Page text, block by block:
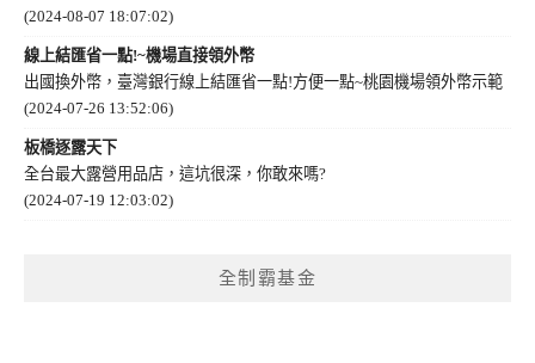
(2024-08-07 18:07:02)
線上結匯省一點!~機場直接領外幣
出國換外幣，臺灣銀行線上結匯省一點!方便一點~桃園機場領外幣示範
(2024-07-26 13:52:06)
板橋逐露天下
全台最大露營用品店，這坑很深，你敢來嗎?
(2024-07-19 12:03:02)
全制霸基金